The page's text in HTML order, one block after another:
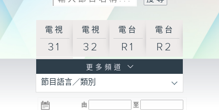
電視
31
電視
32
電台
R1
電台
R2
R3
電台 電台 電台
更多頻道
節目語言／類別
由 至